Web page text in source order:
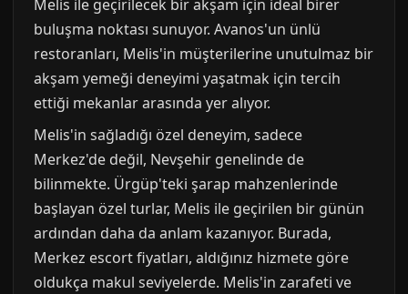
Melis ile geçirilecek bir akşam için ideal birer
buluşma noktası sunuyor. Avanos'un ünlü
restoranları, Melis'in müşterilerine unutulmaz bir
akşam yemeği deneyimi yaşatmak için tercih
ettiği mekanlar arasında yer alıyor.
Melis'in sağladığı özel deneyim, sadece
Merkez'de değil, Nevşehir genelinde de
bilinmekte. Ürgüp'teki şarap mahzenlerinde
başlayan özel turlar, Melis ile geçirilen bir günün
ardından daha da anlam kazanıyor. Burada,
Merkez escort fiyatları, aldığınız hizmete göre
oldukça makul seviyelerde. Melis'in zarafeti ve